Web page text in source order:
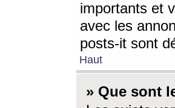
importants et
avec les
posts-it sont
Haut
» Que sont